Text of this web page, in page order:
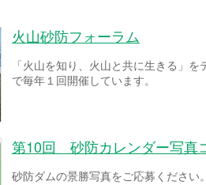
火山砂防フォーラム
「火山を知り、火山と共に生きる」
で毎年１回開催しています。
第10回 砂防カレンダー写真
砂防ダムの景勝写真をご応募ください。